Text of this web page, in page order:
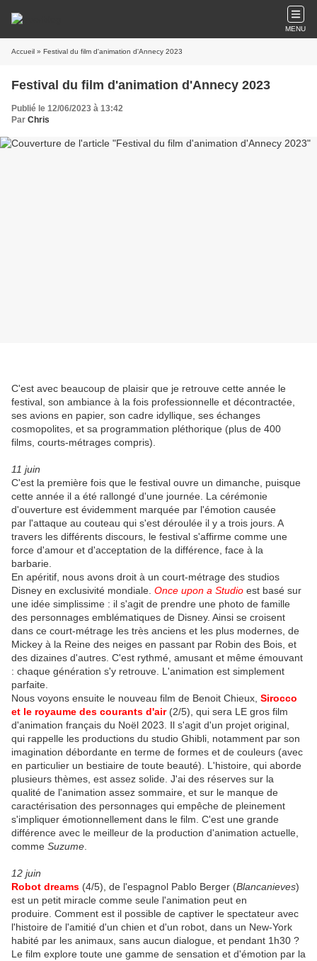
MENU
Accueil » Festival du film d'animation d'Annecy 2023
Festival du film d'animation d'Annecy 2023
Publié le 12/06/2023 à 13:42
Par Chris
C'est avec beaucoup de plaisir que je retrouve cette année le
festival, son ambiance à la fois professionnelle et décontractée,
ses avions en papier, son cadre idyllique, ses échanges
cosmopolites, et sa programmation pléthorique (plus de 400
films, courts-métrages compris).
11 juin
C'est la première fois que le festival ouvre un dimanche, puisque
cette année il a été rallongé d'une journée. La cérémonie
d'ouverture est évidemment marquée par l'émotion causée
par l'attaque au couteau qui s'est déroulée il y a trois jours. A
travers les différents discours, le festival s'affirme comme une
force d'amour et d'acceptation de la différence, face à la
barbarie.
En apéritif, nous avons droit à un court-métrage des studios
Disney en exclusivité mondiale. Once upon a Studio est basé sur
une idée simplissime : il s'agit de prendre une photo de famille
des personnages emblématiques de Disney. Ainsi se croisent
dans ce court-métrage les très anciens et les plus modernes, de
Mickey à la Reine des neiges en passant par Robin des Bois, et
des dizaines d'autres. C'est rythmé, amusant et même émouvant
: chaque génération s'y retrouve. L'animation est simplement
parfaite.
Nous voyons ensuite le nouveau film de Benoit Chieux, Sirocco
et le royaume des courants d'air (2/5), qui sera LE gros film
d'animation français du Noël 2023. Il s'agit d'un projet original,
qui rappelle les productions du studio Ghibli, notamment par son
imagination débordante en terme de formes et de couleurs (avec
en particulier un bestiaire de toute beauté). L'histoire, qui aborde
plusieurs thèmes, est assez solide. J'ai des réserves sur la
qualité de l'animation assez sommaire, et sur le manque de
caractérisation des personnages qui empêche de pleinement
s'impliquer émotionnellement dans le film. C'est une grande
différence avec le meilleur de la production d'animation actuelle,
comme Suzume
12 juin
Robot dreams (4/5), de l'espagnol Pablo Berger (Blancanieves)
est un petit miracle comme seule l'animation peut en
produire. Comment est il possible de captiver le spectateur avec
l'histoire de l'amitié d'un chien et d'un robot, dans un New-York
habité par les animaux, sans aucun dialogue, et pendant 1h30 ?
Le film explore toute une gamme de sensation et d'émotion par la